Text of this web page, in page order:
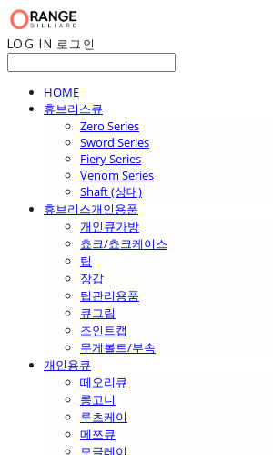
LOG IN 로그인
HOME
휴브리스큐
Zero Series
Sword Series
Fiery Series
Venom Series
Shaft (상대)
휴브리스개인용품
개인큐가방
쵸크/쵸크케이스
팁
장갑
팁관리용품
큐그립
조인트캡
무게볼트/부속
개인용큐
떼오리큐
롱고니
루츠케이
메쯔큐
모글레이